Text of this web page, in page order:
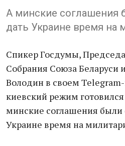
А минские соглашения
дать Украине время на
Спикер Госдумы,
Собрания Союза Беларуси
Володин в своем Telegram-
киевский режим
минские соглашения были
Украине время на